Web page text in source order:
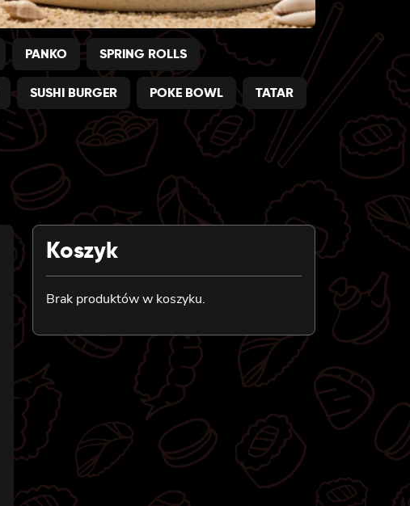
PANKO SPRING ROLLS
SUSHI BURGER POKE BOWL TATAR
Koszyk
Brak produktów w koszyku.